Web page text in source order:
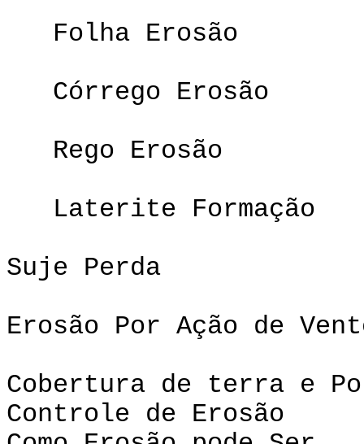
Folha Erosão
Córrego Erosão
Rego Erosão
Laterite Formação
Suje Perda
Erosão Por Ação de
Cobertura de terra e
Controle de Erosão